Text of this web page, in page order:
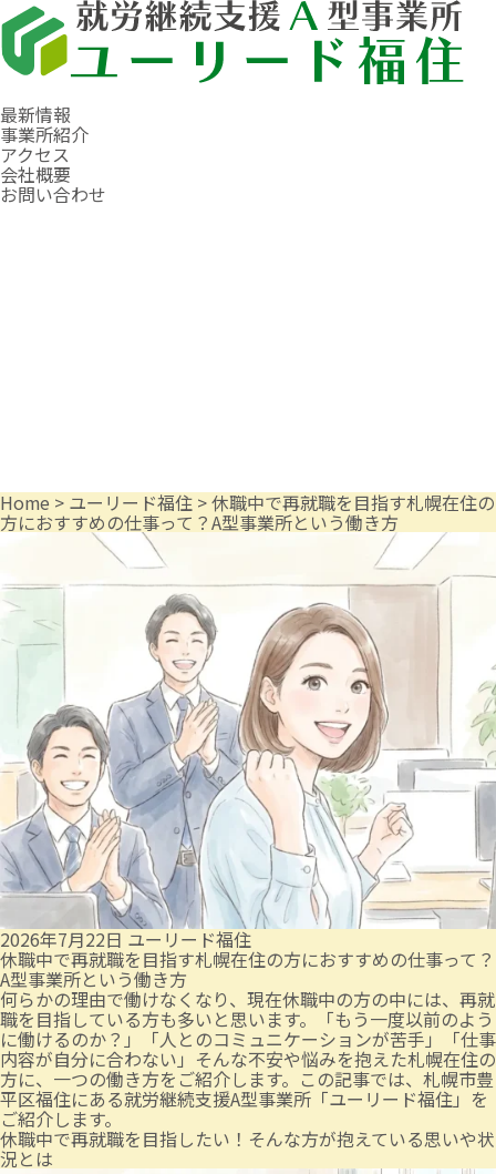
最新情報
事業所紹介
アクセス
会社概要
お問い合わせ
Home > ユーリード福住 >休職中で再就職を目指す札幌在住の
方におすすめの仕事って？A型事業所という働き方
2026年7月22日 ユーリード福住
休職中で再就職を目指す札幌在住の方におすすめの仕事って？
A型事業所という働き方
何らかの理由で働けなくなり、現在休職中の方の中には、再就
職を目指している方も多いと思います。「もう一度以前のよう
に働けるのか？」「人とのコミュニケーションが苦手」「仕事
内容が自分に合わない」そんな不安や悩みを抱えた札幌在住の
方に、一つの働き方をご紹介します。この記事では、札幌市豊
平区福住にある就労継続支援A型事業所「ユーリード福住」を
ご紹介します。
休職中で再就職を目指したい！そんな方が抱えている思いや状
況とは